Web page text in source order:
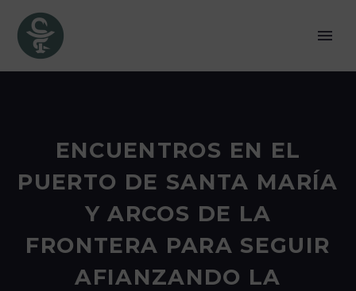
ENCUENTROS EN EL
PUERTO DE SANTA MARÍA
Y ARCOS DE LA
FRONTERA PARA SEGUIR
AFIANZANDO LA